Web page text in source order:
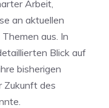
Arbeit,
an aktuellen
aus. In
Blick auf
bisherigen
Zukunft des